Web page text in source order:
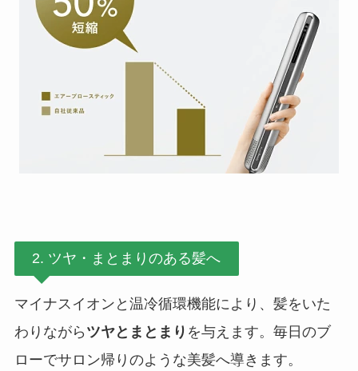
2. ツヤ・まとまりのある髪へ
マイナスイオンと温冷循環機能により、髪をいた
わりながら ツヤとまとまり を与えます。毎日のブ
ローでサロン帰りのような美髪へ導きます。